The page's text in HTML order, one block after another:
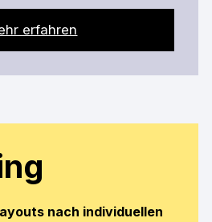
erfahren
nach individuellen